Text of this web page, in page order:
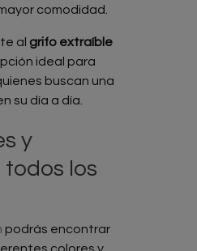
comodidad.
al grifo extraíble
ideal para
buscan una
su día a día.
y
los
podrás encontrar
colores y